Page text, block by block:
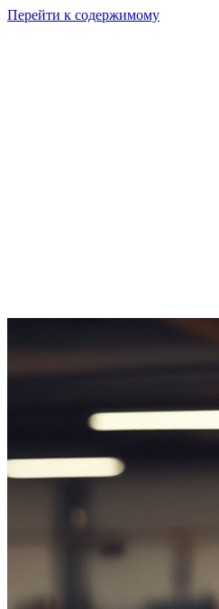
Перейти к содержимому